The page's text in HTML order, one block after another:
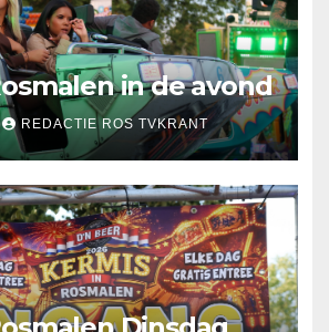
in de avond
REDACTIE ROS TVKRANT